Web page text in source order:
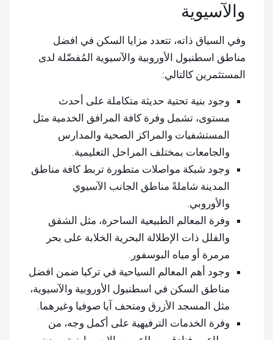
والآسيوية
وفي السياق ذاته، تتعدد مزايا السكن في افضل
مناطق اسطنبول الأوروبية والآسيوية المُفضّلة لدى
المستثمرين كالتالي:
وجود بنية تحتية حديثة متكاملة على أحدث
مستوى، تشمل وفرة كافة المرافق الخدمية مثل
المستشفيات والمراكز الصحية والمدارس
والجامعات بمختلف المراحل التعليمية.
وجود شبكة مواصلات متطورة تربط كافة مناطق
المدينة شاملةً مناطق الجانب الآسيوي
والأوروبي.
وفرة المعالم الطبيعية الساحرة، مثل الشقق
والفلل ذات الإطلالة البحرية الخلابة على بحر
مرمرة أو مياه البوسفور.
وجود أهم المعالم السياحية في تركيا ضمن افضل
مناطق السكن في اسطنبول الأوروبية والآسيوية،
مثل المسجد الأزرق ومتحف آيا صوفيا وغيرهما.
وفرة الخدمات الترفيهية على أكمل وجه، من